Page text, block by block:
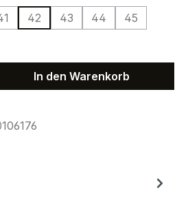
42 43 44
45
nicht verfügbar.)
Gib den
In den Warenkorb